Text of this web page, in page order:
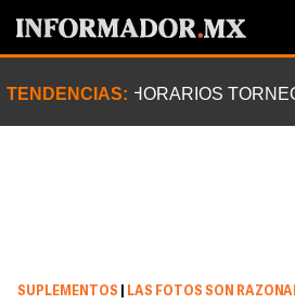
TENDENCIAS: HORARIOS
SUPLEMENTOS
LAS FOTOS SON